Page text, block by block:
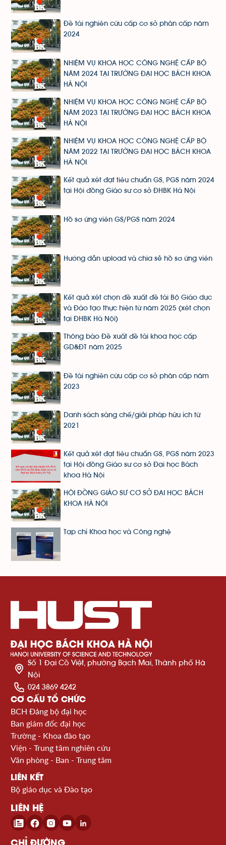
Đề tài nghiên cứu cấp cơ sở phân cấp năm
2024
NHIỆM VỤ KHOA HỌC CÔNG NGHỆ CẤP BỘ
NĂM 2024 TẠI TRƯỜNG ĐẠI HỌC BÁCH KHOA
HÀ NỘI
NHIỆM VỤ KHOA HỌC CÔNG NGHỆ CẤP BỘ
NĂM 2023 TẠI TRƯỜNG ĐẠI HỌC BÁCH KHOA
HÀ NỘI
NHIỆM VỤ KHOA HỌC CÔNG NGHỆ CẤP BỘ
NĂM 2022 TẠI TRƯỜNG ĐẠI HỌC BÁCH KHOA
HÀ NỘI
Kết quả xét đạt tiêu chuẩn GS, PGS năm 2024
tại Hội đồng Giáo sư cơ sở ĐHBK Hà Nội
Hồ sơ ứng viên GS/PGS năm 2024
Hướng dẫn upload và chia sẻ hồ sơ ứng viên
Kết quả xét chọn đề xuất đề tài Bộ Giáo dục
và Đào tạo thực hiện từ năm 2025 (xét chọn
tại ĐHBK Hà Nội)
Thông báo Đề xuất đề tài khoa học cấp
GD&ĐT năm 2025
Đề tài nghiên cứu cấp cơ sở phân cấp năm
2023
Danh sách sáng chế/giải pháp hữu ích từ
2021
Kết quả xét đạt tiêu chuẩn GS, PGS năm 2023
tại Hội đồng Giáo sư cơ sở Đại học Bách
khoa Hà Nội
HỘI ĐỒNG GIÁO SƯ CƠ SỞ ĐẠI HỌC BÁCH
KHOA HÀ NỘI
Tạp chí Khoa học và Công nghệ
Số 1 Đại Cồ Việt, phường Bạch Mai, Thành phố Hà
Nội
024 3869 4242
CƠ CẤU TỔ CHỨC
BCH Đảng bộ đại học
Ban giám đốc đại học
Trường - Khoa đào tạo
Viện - Trung tâm nghiên cứu
Văn phòng - Ban - Trung tâm
LIÊN KẾT
Bộ giáo dục và Đào tạo
LIÊN HỆ
CHỈ ĐƯỜNG